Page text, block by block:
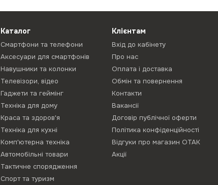
Каталог
Смартфони та телефони
Аксесуари для смартфонів
Навушники та колонки
Телевізори, відео
Гаджети та геймінг
Техніка для дому
Краса та здоров'я
Техніка для кухні
Комп'ютерна техніка
Автомобільні товари
Тактичне спорядження
Спорт та туризм
Клієнтам
Вхід до кабінету
Про нас
Оплата і доставка
Обмін та повернення
Контакти
Вакансії
Договір публічної оферти
Політика конфіденційності
Відгуки про магазин ОТАК
Акції